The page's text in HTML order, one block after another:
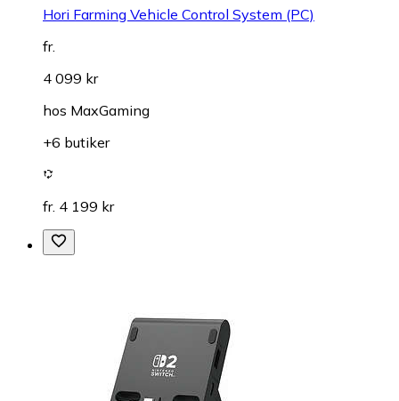
Hori Farming Vehicle Control System (PC)
fr.
4 099 kr
hos MaxGaming
+6 butiker
fr. 4 199 kr